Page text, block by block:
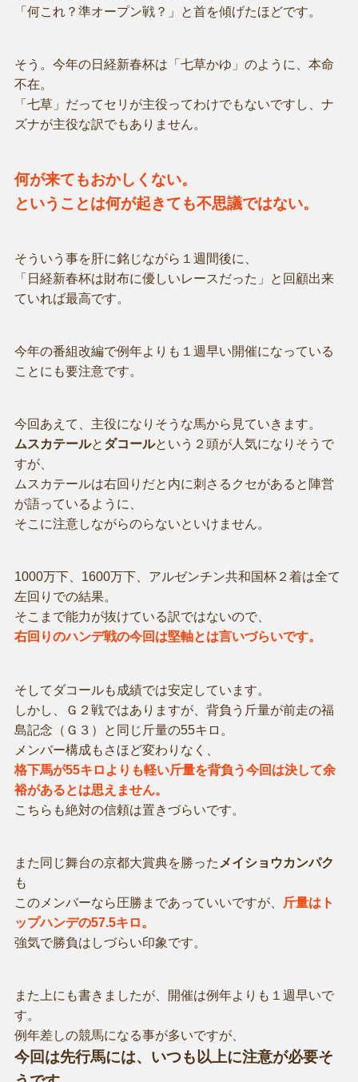
「何これ？準オープン戦？」と首を傾げたほどです。
そう。今年の日経新春杯は「七草かゆ」のように、本命
不在。
「七草」だってセリが主役ってわけでもないですし、ナ
ズナが主役な訳でもありません。
何が来てもおかしくない。
ということは何が起きても不思議ではない。
そういう事を肝に銘じながら１週間後に、
「日経新春杯は財布に優しいレースだった」と回顧出来
ていれば最高です。
今年の番組改編で例年よりも１週早い開催になっている
ことにも要注意です。
今回あえて、主役になりそうな馬から見ていきます。
ムスカテールと ダコールという２頭が人気になりそうで
すが、
ムスカテールは右回りだと内に刺さるクセがあると陣営
が語っているように、
そこに注意しながらのらないといけません。
1000万下、1600万下、アルゼンチン共和国杯２着は全て
左回りでの結果。
そこまで能力が抜けている訳ではないので、
右回りのハンデ戦の今回は堅軸とは言いづらいです。
そしてダコールも成績では安定しています。
しかし、Ｇ２戦ではありますが、背負う斤量が前走の福
島記念（Ｇ３）と同じ斤量の55キロ。
メンバー構成もさほど変わりなく、
格下馬が55キロよりも軽い斤量を背負う今回は決して余
裕があるとは思えません。
こちらも絶対の信頼は置きづらいです。
また同じ舞台の京都大賞典を勝った メイショウカンパク
も
このメンバーなら圧勝まであっていいですが、
斤量はト
ップハンデの57.5キロ。
強気で勝負はしづらい印象です。
また上にも書きましたが、開催は例年よりも１週早いで
す。
例年差しの競馬になる事が多いですが、
今回は先行馬には、いつも以上に注意が必要そ